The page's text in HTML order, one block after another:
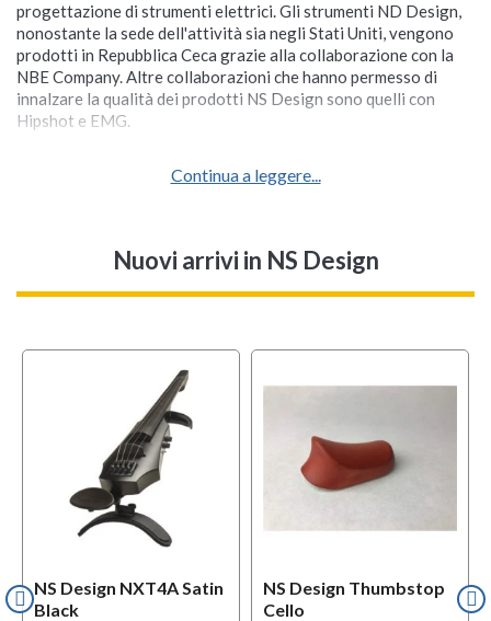
progettazione di strumenti elettrici. Gli strumenti ND Design,
nonostante la sede dell'attività sia negli Stati Uniti, vengono
prodotti in Repubblica Ceca grazie alla collaborazione con la
NBE Company. Altre collaborazioni che hanno permesso di
innalzare la qualità dei prodotti NS Design sono quelli con
Hipshot e EMG.
Continua a leggere...
Nuovi arrivi in NS Design
NS Design NXT4A Satin
Black
NS Design Thumbstop
Cello